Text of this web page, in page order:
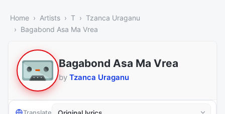
Home Artists T
Tzanca Uraganu
Bagabond Asa Ma Vrea
Bagabond Asa Ma Vrea
by Tzanca Uraganu